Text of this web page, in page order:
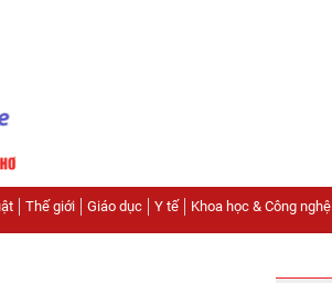
Thế giới Giáo dục Y tế Khoa học & Công nghệ